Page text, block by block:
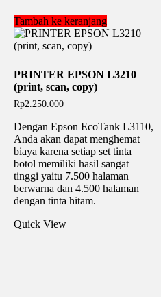
Tambah ke keranjang
PRINTER EPSON L3210
(print, scan, copy)
Rp2.250.000
Dengan Epson EcoTank L3110,
Anda akan dapat menghemat
biaya karena setiap set tinta
botol memiliki hasil sangat
tinggi yaitu 7.500 halaman
berwarna dan 4.500 halaman
dengan tinta hitam.
Quick View